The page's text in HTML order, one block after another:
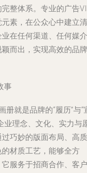
整体系。专业的广告VI
素，在公众心中建立清
在任何渠道、任何媒介
而出，实现高效的品牌
事
册就是品牌的“履历”与“
业理念、文化、实力与
巧妙的版面布局、高质
材质工艺，能够全方
服务于招商合作、客户